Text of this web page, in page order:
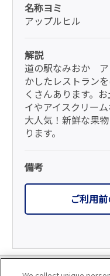
名称ヨミ
アップルヒル
解説
道の駅なみおか ア
かしたレストラン
くさんあります。
イやアイスクリー
大人気！新鮮な果
ります。
備考
ご利用